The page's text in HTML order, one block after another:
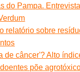
do Pampa.
relatório sobre
de câncer'? Alto
põe